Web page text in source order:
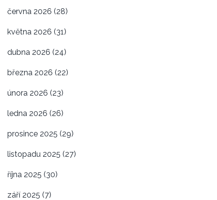
června 2026 (28)
května 2026 (31)
dubna 2026 (24)
března 2026 (22)
února 2026 (23)
ledna 2026 (26)
prosince 2025 (29)
listopadu 2025 (27)
října 2025 (30)
září 2025 (7)